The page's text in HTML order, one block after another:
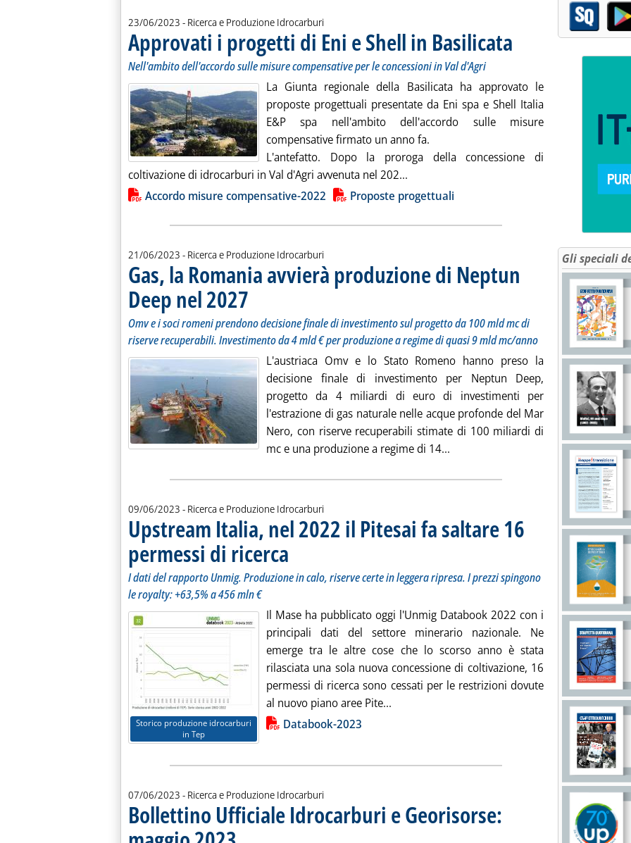
23/06/2023 - Ricerca e Produzione Idrocarburi
Approvati i progetti di Eni e Shell in Basilicata . Sottotitolo: Nell'ambito
. Pubblicata venerdì 23 giugno
Nell'ambito dell'accordo sulle misure compensative per le concessioni in Val d'Agri
La Giunta regionale della Basilicata ha approvato le
proposte progettuali presentate da Eni spa e Shell Italia
E&P spa nell'ambito dell'accordo sulle misure
compensative firmato un anno fa.
L'antefatto. Dopo la proroga della concessione di
coltivazione di idrocarburi in Val d'Agri avvenuta nel 202... Leggi tutta la notizia: 'Approvati i progetti
Lista allegati PDF alla notizia
Accordo misure compensative-2022 Proposte progettuali
21/06/2023 - Ricerca e Produzione Idrocarburi
Gas, la Romania avvierà produzione di Neptun
Deep nel 2027 . Sottotitolo: Omv e i soci romeni prendono decisione finale di investimento sul progetto da 100 mld mc di
. Pubblicata mercoledì 21 giugno 2023 alle 12.53.
Omv e i soci romeni prendono decisione finale di investimento sul progetto da 100 mld mc di
riserve recuperabili. Investimento da 4 mld € per produzione a regime di quasi 9 mld mc/anno
L'austriaca Omv e lo Stato Romeno hanno preso la
decisione finale di investimento per Neptun Deep,
progetto da 4 miliardi di euro di investimenti per
l'estrazione di gas naturale nelle acque profonde del Mar
Nero, con riserve recuperabili stimate di 100 miliardi di
mc e una produzione a regime di 14... Leggi tutta la notizia: 'Gas, la
09/06/2023 - Ricerca e Produzione Idrocarburi
Upstream Italia, nel 2022 il Pitesai fa saltare 16
permessi di ricerca . Sottotitolo: I dati del rapporto Unmig. Produzione in calo, riserve certe in leggera ripresa. I prezzi
I dati del rapporto Unmig. Produzione in calo, riserve certe in leggera ripresa. I prezzi spingono
le royalty: +63,5% a 456 mln €
Storico produzione idrocarburi
in Tep
Il Mase ha pubblicato oggi l'Unmig Databook 2022 con i
principali dati del settore minerario nazionale. Ne
emerge tra le altre cose che lo scorso anno è stata
rilasciata una sola nuova concessione di coltivazione, 16
permessi di ricerca sono cessati per le restrizioni dovute
al nuovo piano aree Pite... Leggi tutta la notizia: 'Upstream Italia, nel
Lista allegati PDF alla notiziaDatabook-2023
07/06/2023 - Ricerca e Produzione Idrocarburi
Bollettino Ufficiale Idrocarburi e Georisorse:
. Sottotitolo: Riportiamo il sommario del Buig del 31 maggio, a cura della direzione generale per la sicurezza
Gli speciali